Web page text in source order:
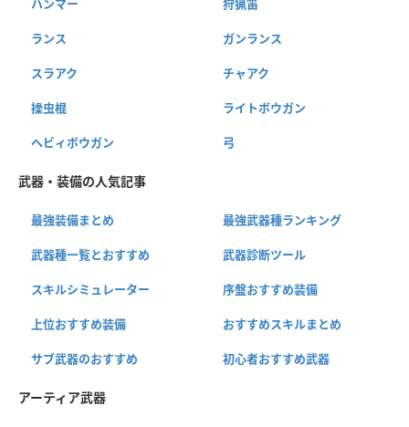
ハンマー 狩猟笛
ランス ガンランス
スラアク チャアク
操虫棍 ライトボウガン
ヘビィボウガン 弓
武器・装備の人気記事
最強装備まとめ 最強武器種ランキング
武器種一覧とおすすめ 武器診断ツール
スキルシミュレーター 序盤おすすめ装備
上位おすすめ装備 おすすめスキルまとめ
サブ武器のおすすめ 初心者おすすめ武器
アーティア武器